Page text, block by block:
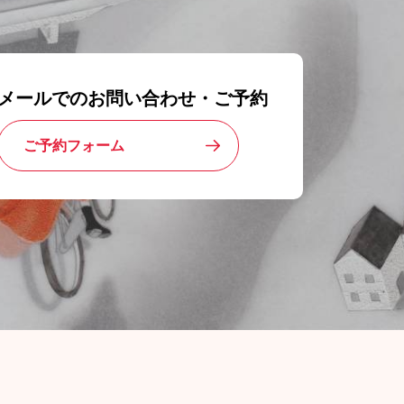
ールでのお問い合わせ・ご予約
ご予約フォーム